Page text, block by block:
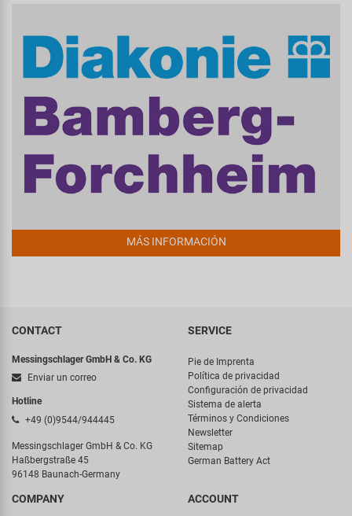
MÁS INFORMACIÓN
CONTACT
Messingschlager GmbH & Co. KG
Enviar un correo
Hotline
+49 (0)9544/944445
Messingschlager GmbH & Co. KG
Haßbergstraße 45
96148 Baunach-Germany
SERVICE
Pie de Imprenta
Política de privacidad
Configuración de privacidad
Sistema de alerta
Términos y Condiciones
Newsletter
Sitemap
German Battery Act
COMPANY ACCOUNT